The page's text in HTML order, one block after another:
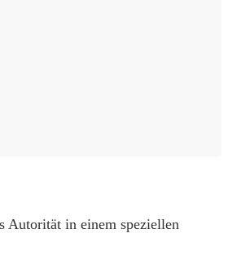
Autorität in einem speziellen